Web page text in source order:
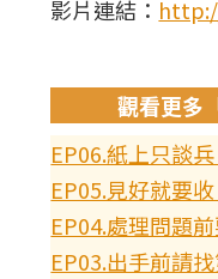
影片連結：
觀看更多
EP06.紙上只談
EP05.見好就要
EP04.處理問題
EP03.出手前請